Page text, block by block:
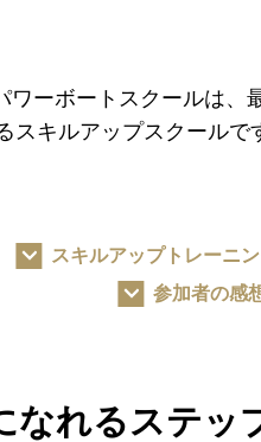
ワーボートスクールは
スキルアップスクール
スキルアップトレーニ
参加者の感
なれるステッ